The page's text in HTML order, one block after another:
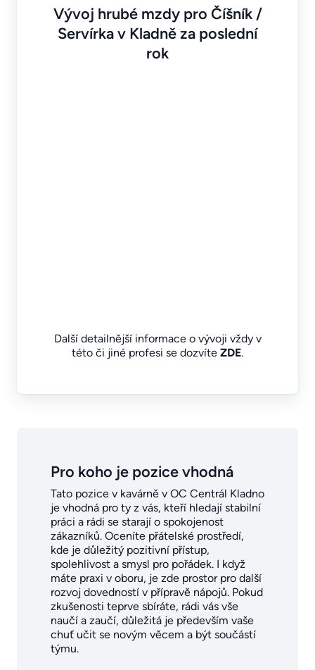
Vývoj hrubé mzdy pro Číšník /
Servírka v Kladně za poslední
rok
Další detailnější informace o vývoji vždy v
této či jiné profesi se dozvíte ZDE.
Pro koho je pozice vhodná
Tato pozice v kavárně v OC Centrál Kladno
je vhodná pro ty z vás, kteří hledají stabilní
práci a rádi se starají o spokojenost
zákazníků. Oceníte přátelské prostředí,
kde je důležitý pozitivní přístup,
spolehlivost a smysl pro pořádek. I když
máte praxi v oboru, je zde prostor pro další
rozvoj dovedností v přípravě nápojů. Pokud
zkušenosti teprve sbíráte, rádi vás vše
naučí a zaučí, důležitá je především vaše
chuť učit se novým věcem a být součástí
týmu.